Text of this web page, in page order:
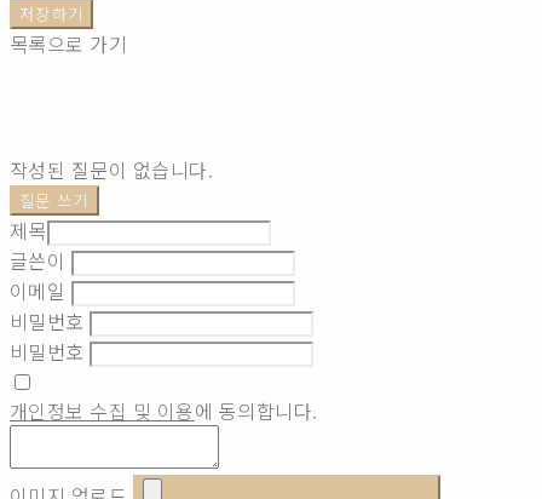
저장하기
목록으로 가기
작성된 질문이 없습니다.
질문 쓰기
제목
글쓴이
이메일
비밀번호
비밀번호
개인정보 수집 및 이용에 동의합니다.